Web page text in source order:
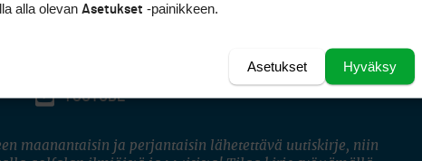
INSTAGRAM
YOUTUBE
maanantaisin ja perjantaisin lähetettävä uutiskirje, niin
alla olevan Asetukset -painikkeen.
Hyväksy
Asetukset